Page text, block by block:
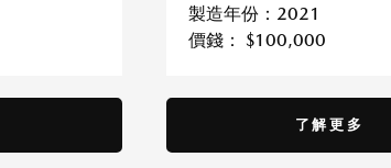
製造年份：2021
價錢： $100,000
了解更多